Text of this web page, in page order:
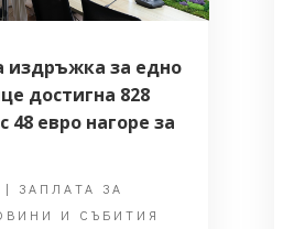
издръжка за едно
достигна 828
48 евро нагоре за
| ЗАПЛАТА ЗА
И СЪБИТИЯ